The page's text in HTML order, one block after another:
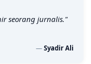
seorang jurnalis."
—Syadir Ali